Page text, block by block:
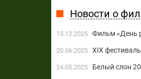
Новости о
15.12.2025 Фильм «День
20.06.2025 XIX
24.05.2025 Белый слон